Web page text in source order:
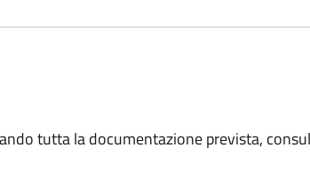
tutta la documentazione prevista,